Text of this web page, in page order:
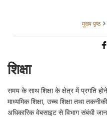
मुख्य पृष्ठ
शिक्षा
समय के साथ शिक्षा के क्षेत्र में प्रगति
माध्यमिक शिक्षा, उच्च शिक्षा तथा
अधिकारिक वेबसाइट से विभाग संबंधी